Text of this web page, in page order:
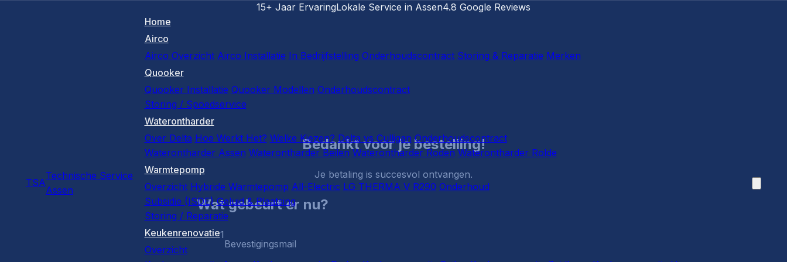
15+ Jaar ErvaringLokale Service in Assen4.8 Google Reviews
TSA
Technische Service
Assen
Home
Airco
Airco Overzicht Airco Installatie In Bedrijfstelling Onderhoudscontract Storing & Reparatie Merken
Quooker
Quooker Installatie Quooker Modellen Onderhoudscontract
Storing / Spoedservice
Waterontharder
Over Delta Hoe Werkt Het? Welke Kiezen? Delta vs Culligan Onderhoudscontract
Waterontharder Assen Waterontharder Beilen Waterontharder Roden Waterontharder Rolde
Warmtepomp
Overzicht Hybride Warmtepomp All-Electric LG THERMA V R290 Onderhoud
Subsidie (ISDE) Geluid & Plaatsing
Storing / Reparatie
Keukenrenovatie
Overzicht
Bedankt voor je bestelling!
Je betaling is succesvol ontvangen.
Wat gebeurt er nu?
1
Bevestigingsmail